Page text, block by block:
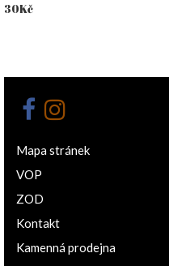
30Kč
Mapa stránek
VOP
ZOD
Kontakt
Kamenná prodejna